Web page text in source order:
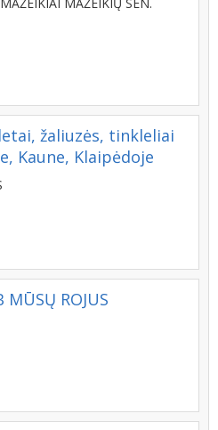
žaliuzės, tinkleliai
Kaune, Klaipėdoje
MŪSŲ ROJUS